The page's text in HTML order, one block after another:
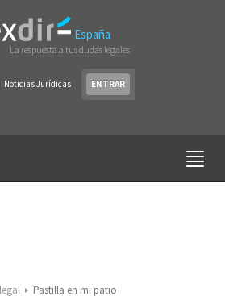
España
La respuesta a tus dudas legales
Noticias Jurídicas ENTRAR
Pastilla en mi patio